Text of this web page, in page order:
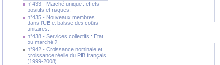
n°433 - Marché unique : effets
positifs et risques.
n°435 - Nouveaux membres
dans l'UE et baisse des coûts
unitaires..
n°438 - Services collectifs : Etat
ou marché ?
n°942 - Croissance nominale et
croissance réelle du PIB français
(1999-2008).